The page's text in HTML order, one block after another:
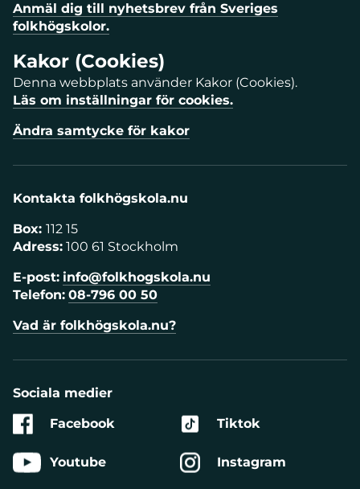
Anmäl dig till nyhetsbrev från Sveriges
folkhögskolor.
Kakor (Cookies)
Denna webbplats använder Kakor (Cookies).
Läs om inställningar för cookies.
Ändra samtycke för kakor
Kontakta folkhögskola.nu
Box: 112 15
Adress: 100 61 Stockholm
E-post: info@folkhogskola.nu
Telefon: 08-796 00 50
Vad är folkhögskola.nu?
Sociala medier
Facebook
Youtube
Tiktok
Instagram